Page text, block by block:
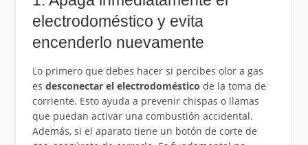
electrodoméstico y evita
encenderlo nuevamente
Lo primero que debes hacer si percibes olor a gas
es desconectar el electrodoméstico de la toma de
corriente. Esto ayuda a prevenir chispas o llamas
que puedan activar una combustión accidental.
Además, si el aparato tiene un botón de corte de